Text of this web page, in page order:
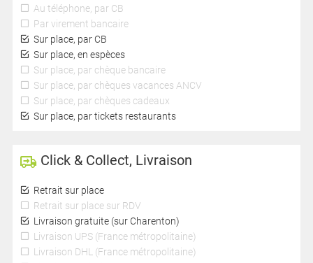
Au téléphone, par CB
Par virement bancaire
Sur place, par CB
Sur place, en espèces
Sur place, par chèque bancaire
Sur place, par chèques vacances ANCV
Sur place, par chèques cadeaux
Sur place, par tickets restaurants
Click & Collect, Livraison
Retrait sur place
Retrait sur place sur RDV
Livraison gratuite (sur Charenton)
Livraison UPS (France métropolitaine)
Livraison DHL (France métropolitaine)